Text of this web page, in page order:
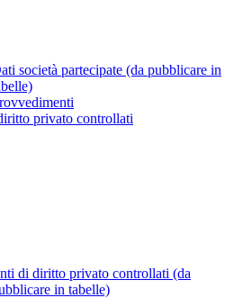
società partecipate (da pubblicare in
privato controllati
di diritto privato controllati (da
in tabelle)